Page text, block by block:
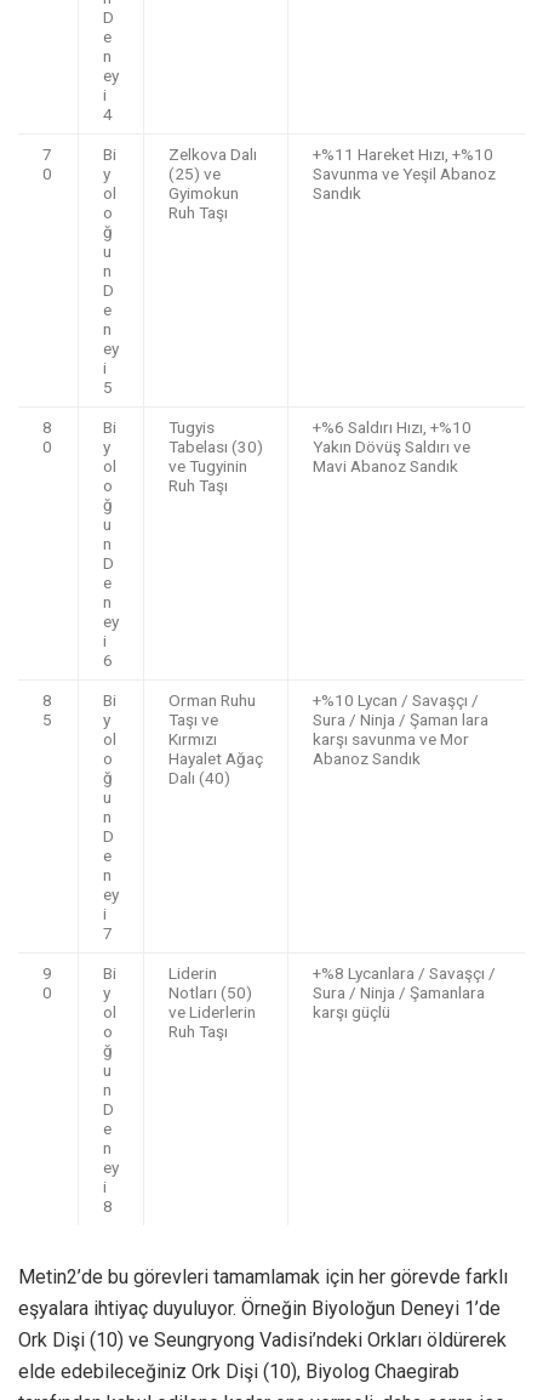
D
e
n
ey
i
4
7
0
Bi
y
ol
o
ğ
u
n
D
e
n
ey
i
5
Zelkova Dalı
(25) ve
Gyimokun
Ruh Taşı
+%11 Hareket Hızı, +%10
Savunma ve Yeşil Abanoz
Sandık
8
0
Bi
y
ol
o
ğ
u
n
D
e
n
ey
i
6
Tugyis
Tabelası (30)
ve Tugyinin
Ruh Taşı
+%6 Saldırı Hızı, +%10
Yakın Dövüş Saldırı ve
Mavi Abanoz Sandık
8
5
Bi
y
ol
o
ğ
u
n
D
e
n
ey
i
7
Orman Ruhu
Taşı ve
Kırmızı
Hayalet Ağaç
Dalı (40)
+%10 Lycan / Savaşçı /
Sura / Ninja / Şaman lara
karşı savunma ve Mor
Abanoz Sandık
9
0
Bi
y
ol
o
ğ
u
n
D
e
n
ey
i
8
Liderin
Notları (50)
ve Liderlerin
Ruh Taşı
+%8 Lycanlara / Savaşçı /
Sura / Ninja / Şamanlara
karşı güçlü
Metin2’de bu görevleri tamamlamak için her görevde farklı
eşyalara ihtiyaç duyuluyor. Örneğin Biyoloğun Deneyi 1’de
Ork Dişi (10) ve Seungryong Vadisi’ndeki Orkları öldürerek
elde edebileceğiniz Ork Dişi (10), Biyolog Chaegirab